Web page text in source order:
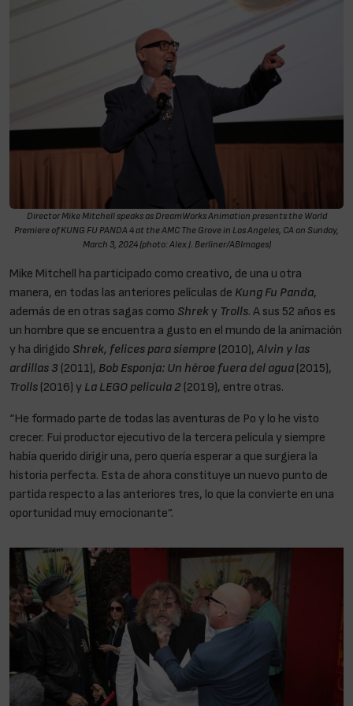
Director Mike Mitchell speaks as DreamWorks Animation presents the World
Premiere of KUNG FU PANDA 4 at the AMC The Grove in Los Angeles, CA on Sunday,
March 3, 2024 (photo: Alex J. Berliner/ABImages)
Mike Mitchell ha participado como creativo, de una u otra
manera, en todas las anteriores películas de Kung Fu Panda,
además de en otras sagas como Shreky Trolls. A sus 52 años es
un hombre que se encuentra a gusto en el mundo de la animación
y ha dirigido Shrek, felices para siempre (2010), Alvin y las
ardillas 3 (2011), Bob Esponja: Un héroe fuera del agua (2015),
Trolls (2016) y La LEGO película 2 (2019), entre otras.
“He formado parte de todas las aventuras de Po y lo he visto
crecer. Fui productor ejecutivo de la tercera película y siempre
había querido dirigir una, pero quería esperar a que surgiera la
historia perfecta. Esta de ahora constituye un nuevo punto de
partida respecto a las anteriores tres, lo que la convierte en una
oportunidad muy emocionante”.